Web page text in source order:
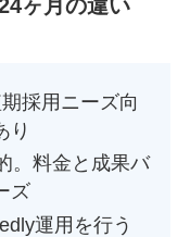
ヶ月の違い
採用ニーズ向
り
。料金と成果バ
ズ
運用を行う